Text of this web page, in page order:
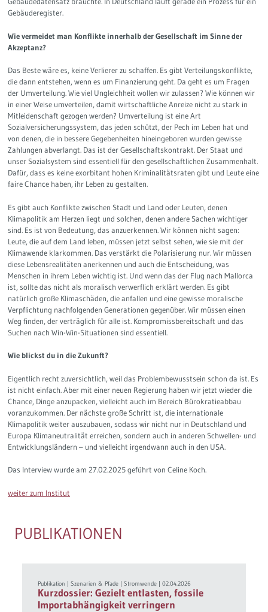
Gebäuderegister.
Wie vermeidet man Konflikte innerhalb der Gesellschaft im Sinne der
Akzeptanz?
Das Beste wäre es, keine Verlierer zu schaffen. Es gibt Verteilungskonflikte,
die dann entstehen, wenn es um Finanzierung geht. Da geht es um Fragen
der Umverteilung. Wie viel Ungleichheit wollen wir zulassen? Wie können wir
in einer Weise umverteilen, damit wirtschaftliche Anreize nicht zu stark in
Mitleidenschaft gezogen werden? Umverteilung ist eine Art
Sozialversicherungssystem, das jeden schützt, der Pech im Leben hat und
von denen, die in bessere Gegebenheiten hineingeboren wurden gewisse
Zahlungen abverlangt. Das ist der Gesellschaftskontrakt. Der Staat und
unser Sozialsystem sind essentiell für den gesellschaftlichen Zusammenhalt.
Dafür, dass es keine exorbitant hohen Kriminalitätsraten gibt und Leute eine
faire Chance haben, ihr Leben zu gestalten.
Es gibt auch Konflikte zwischen Stadt und Land oder Leuten, denen
Klimapolitik am Herzen liegt und solchen, denen andere Sachen wichtiger
sind. Es ist von Bedeutung, das anzuerkennen. Wir können nicht sagen:
Leute, die auf dem Land leben, müssen jetzt selbst sehen, wie sie mit der
Klimawende klarkommen. Das verstärkt die Polarisierung nur. Wir müssen
diese Lebensrealitäten anerkennen und auch die Entscheidung, was
Menschen in ihrem Leben wichtig ist. Und wenn das der Flug nach Mallorca
ist, sollte das nicht als moralisch verwerflich erklärt werden. Es gibt
natürlich große Klimaschäden, die anfallen und eine gewisse moralische
Verpflichtung nachfolgenden Generationen gegenüber. Wir müssen einen
Weg finden, der verträglich für alle ist. Kompromissbereitschaft und das
Suchen nach Win-Win-Situationen sind essentiell.
Wie blickst du in die Zukunft?
Eigentlich recht zuversichtlich, weil das Problembewusstsein schon da ist. Es
ist nicht einfach. Aber mit einer neuen Regierung haben wir jetzt wieder die
Chance, Dinge anzupacken, vielleicht auch im Bereich Bürokratieabbau
voranzukommen. Der nächste große Schritt ist, die internationale
Klimapolitik weiter auszubauen, sodass wir nicht nur in Deutschland und
Europa Klimaneutralität erreichen, sondern auch in anderen Schwellen- und
Entwicklungsländern – und vielleicht irgendwann auch in den USA.
Das Interview wurde am 27.02.2025 geführt von Celine Koch.
weiter zum Institut
PUBLIKATIONEN
Publikation |Szenarien & Pfade |Stromwende |02.04.2026
Kurzdossier: Gezielt entlasten, fossile
Importabhängigkeit verringern